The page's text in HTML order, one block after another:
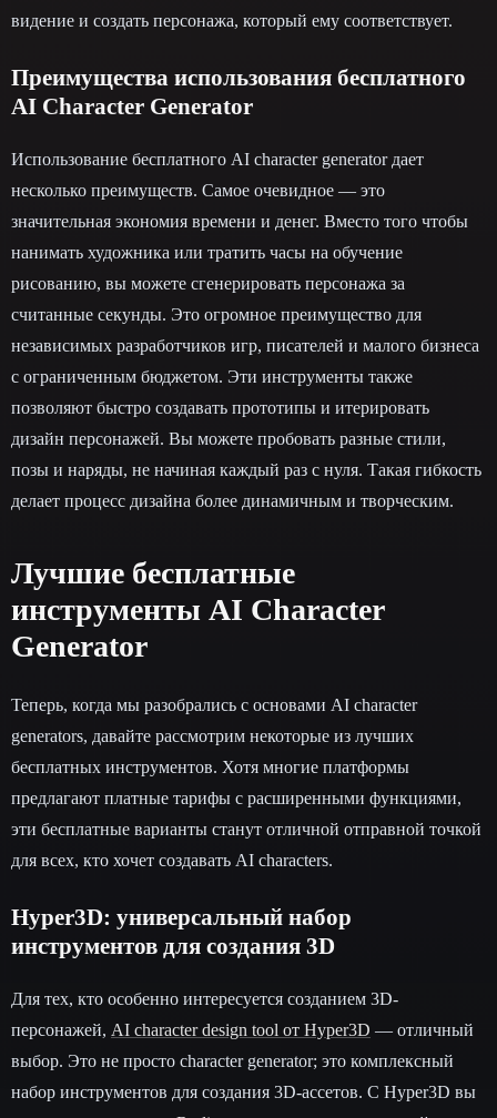
видение и создать персонажа, который ему соответствует.
Преимущества использования бесплатного
AI Character Generator
Использование бесплатного AI character generator дает
несколько преимуществ. Самое очевидное — это
значительная экономия времени и денег. Вместо того чтобы
нанимать художника или тратить часы на обучение
рисованию, вы можете сгенерировать персонажа за
считанные секунды. Это огромное преимущество для
независимых разработчиков игр, писателей и малого бизнеса
с ограниченным бюджетом. Эти инструменты также
позволяют быстро создавать прототипы и итерировать
дизайн персонажей. Вы можете пробовать разные стили,
позы и наряды, не начиная каждый раз с нуля. Такая гибкость
делает процесс дизайна более динамичным и творческим.
Лучшие бесплатные
инструменты AI Character
Generator
Теперь, когда мы разобрались с основами AI character
generators, давайте рассмотрим некоторые из лучших
бесплатных инструментов. Хотя многие платформы
предлагают платные тарифы с расширенными функциями,
эти бесплатные варианты станут отличной отправной точкой
для всех, кто хочет создавать AI characters.
Hyper3D: универсальный набор
инструментов для создания 3D
Для тех, кто особенно интересуется созданием 3D-
персонажей, AI character design tool от Hyper3D — отличный
выбор. Это не просто character generator; это комплексный
набор инструментов для создания 3D-ассетов. С Hyper3D вы